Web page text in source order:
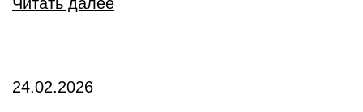
24.02.2026